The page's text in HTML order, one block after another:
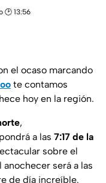
🕑 13:56
el ocaso marcando
te contamos
hoy en la región.
,
a las 7:17 de la
sobre el
anochecer será a las
de día increíble.